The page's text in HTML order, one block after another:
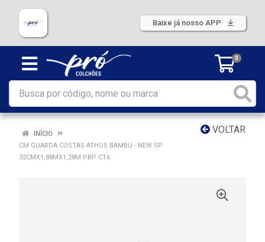
Baixe já nosso APP
0
VOLTAR
INÍCIO
CM GUARDA COSTAS ATHOS BAMBU - NEW SP
32CMX1,88MX1,28M PBP CT6